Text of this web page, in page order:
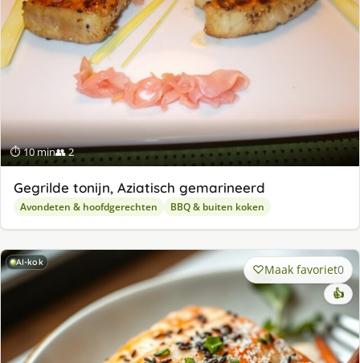
⏱ 10 min👥 2
Gegrilde tonijn, Aziatisch gemarineerd
Avondeten & hoofdgerechten BBQ & buiten koken
AI-kok Maak favoriet0
👍